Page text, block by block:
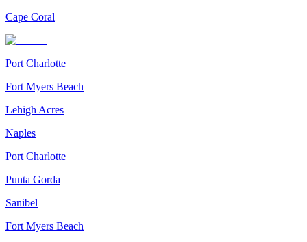
Cape Coral
Port Charlotte
Fort Myers Beach
Lehigh Acres
Naples
Port Charlotte
Punta Gorda
Sanibel
Fort Myers Beach